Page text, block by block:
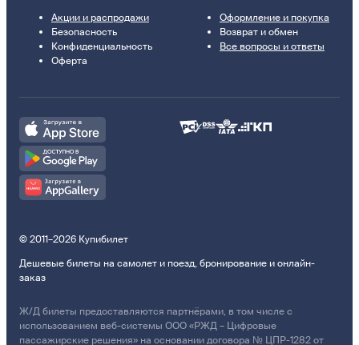
Акции и распродажи
Безопасность
Конфиденциальность
Оферта
Оформление и покупка
Возврат и обмен
Все вопросы и ответы
© 2011–2026 Купибилет
Дешевые билеты на самолет и поезд, бронирование и онлайн-
заказ
Ж/Д билеты предоставляются партнёрами, в том числе с
использованием веб-системы ООО «РЖД – Цифровые
пассажирские решения» на основании договора № ЦПР-1282 от